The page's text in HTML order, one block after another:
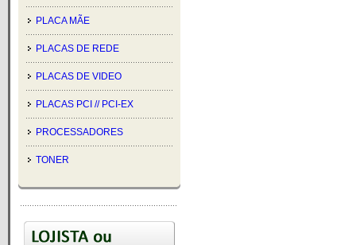
PLACA MÃE
PLACAS DE REDE
PLACAS DE VIDEO
PLACAS PCI // PCI-EX
PROCESSADORES
TONER